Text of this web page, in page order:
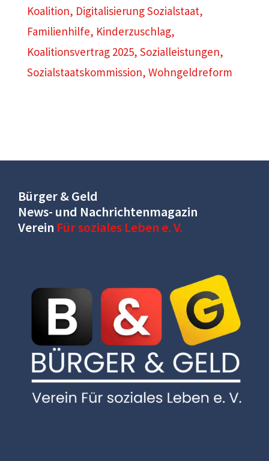
Koalition, Digitalisierung Sozialstaat,
Familienhilfe, Kinderzuschlag,
Koalitionsvertrag 2025, Sozialleistungen,
Sozialstaatskommission, Wohngeldreform
Bürger & Geld
News- und Nachrichtenmagazin
Verein Für soziales Leben e. V.